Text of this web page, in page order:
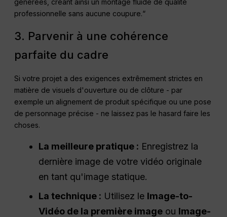
générées, créant ainsi un montage fluide de qualité
professionnelle sans aucune coupure.“
3. Parvenir à une cohérence
parfaite du cadre
Si votre projet a des exigences extrêmement strictes en
matière de visuels d'ouverture ou de clôture - par
exemple un alignement de produit spécifique ou une pose
de personnage précise - ne laissez pas le hasard faire les
choses.
La meilleure pratique : Enregistrez la
dernière image de votre vidéo originale
en tant qu'image statique.
La technique : Utilisez le Image-to-
Vidéo de la première image ou Image-